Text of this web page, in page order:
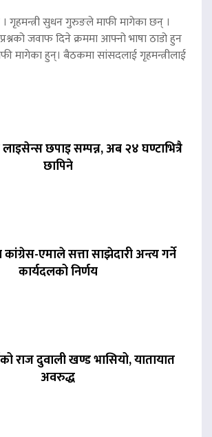
गृहमन्त्री सुधन गुरुङले माफी मागेका छन् ।
जवाफ दिने क्रममा आफ्नो भाषा ठाडो हुन
मागेका हुन्। बैठकमा सांसदलाई गृहमन्त्रीलाई
छपाइ सम्पन्न, अब २४ घण्टाभित्रै
छापिने
एमाले सत्ता साझेदारी अन्त्य गर्ने
कार्यदलको निर्णय
राज दुवाली खण्ड भासियो, यातायात
अवरुद्ध